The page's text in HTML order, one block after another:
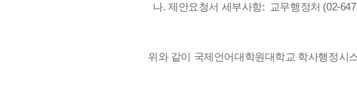
나. 제안요청서 세부사항: 교무행정처 (02-
위와 같이 국제언어대학원대학교 학사행정시